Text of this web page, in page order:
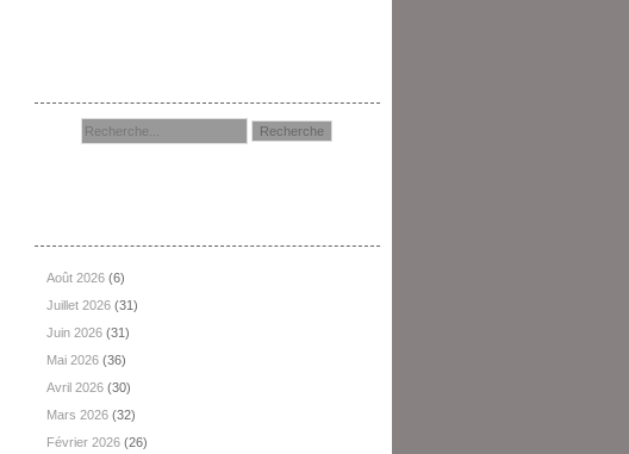
Août 2026 (6)
Juillet 2026 (31)
Juin 2026 (31)
Mai 2026 (36)
Avril 2026 (30)
Mars 2026 (32)
Février 2026 (26)